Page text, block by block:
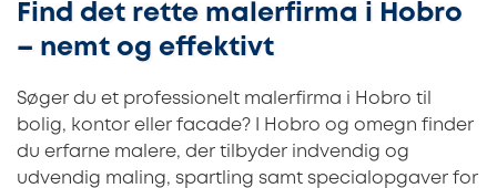
Find det rette malerfirma i Hobro
– nemt og effektivt
Søger du et professionelt malerfirma i Hobro til
bolig, kontor eller facade? I Hobro og omegn finder
du erfarne malere, der tilbyder indvendig og
udvendig maling, spartling samt specialopgaver for